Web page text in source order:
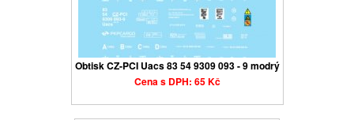
Obtisk CZ-PCI Uacs 83 54 9309 093 - 9 modrý
Cena s DPH: 65 Kč